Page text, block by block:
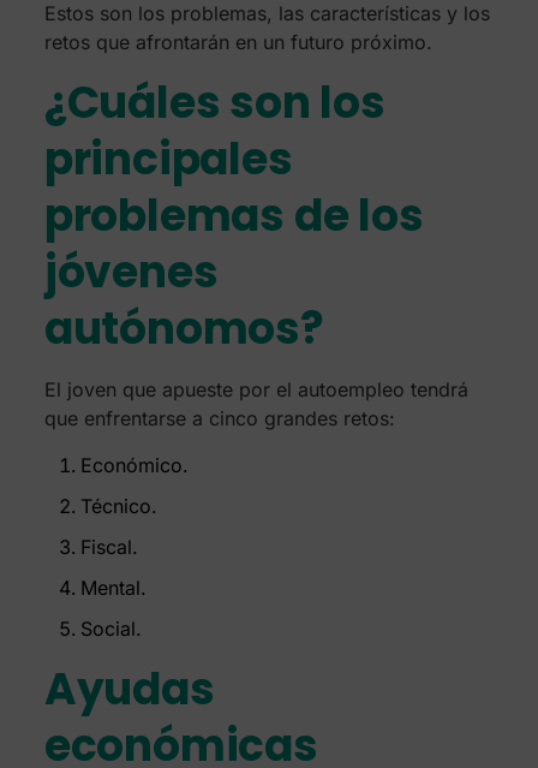
Estos son los problemas, las características y los
retos que afrontarán en un futuro próximo.
¿Cuáles son los
principales
problemas de los
jóvenes
autónomos?
El joven que apueste por el autoempleo tendrá
que enfrentarse a cinco grandes retos:
Económico.
Técnico.
Fiscal.
Mental.
Social.
Ayudas
económicas